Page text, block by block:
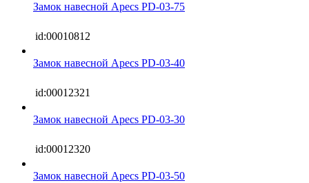
Замок навесной Apecs PD-03-75
id:00010812
Замок навесной Apecs PD-03-40
id:00012321
Замок навесной Apecs PD-03-30
id:00012320
Замок навесной Apecs PD-03-50